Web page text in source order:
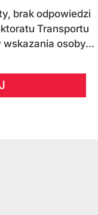
brak odpowiedzi
Transportu
osoby...